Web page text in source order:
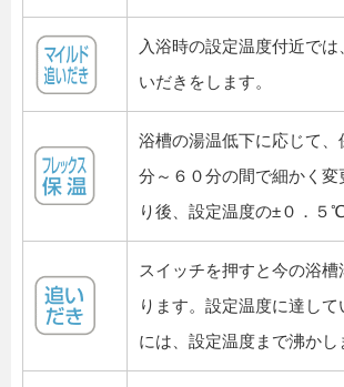
入浴時の設定温度付近では
いだきをします。
浴槽の湯温低下に応じて、
分～６０分の間で細かく
り後、設定温度の±０．５
スイッチを押すと今の浴
ります。設定温度に達し
には、設定温度まで沸かし